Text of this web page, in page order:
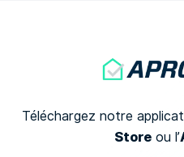
Téléchargez notre
Store ou l’